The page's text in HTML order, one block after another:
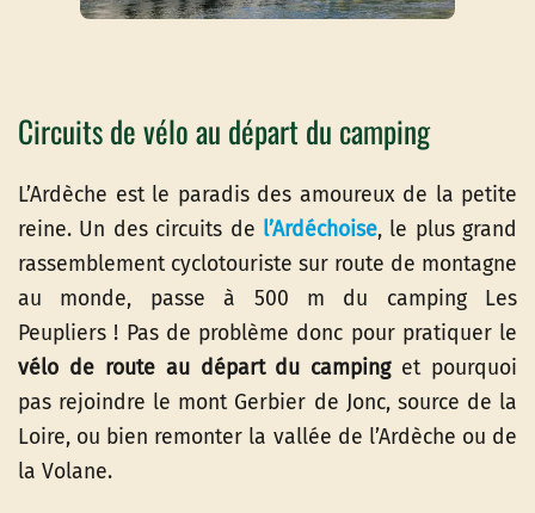
Circuits de vélo au départ du camping
L’Ardèche est le paradis des amoureux de la petite
reine. Un des circuits de l’Ardéchoise, le plus grand
rassemblement cyclotouriste sur route de montagne
au monde, passe à 500 m du camping Les
Peupliers ! Pas de problème donc pour pratiquer le
vélo de route au départ du campinget pourquoi
pas rejoindre le mont Gerbier de Jonc, source de la
Loire, ou bien remonter la vallée de l’Ardèche ou de
la Volane.